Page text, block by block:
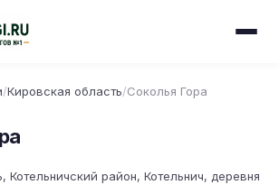
/Кировская область/Соколья Гора
Котельничский район, Котельнич, деревня